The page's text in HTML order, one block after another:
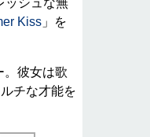
Kiss 」を
。彼女は歌
チな才能を